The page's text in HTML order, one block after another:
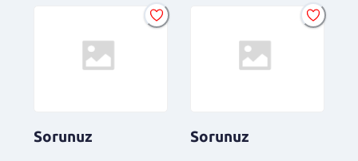
Sorunuz Sorunuz